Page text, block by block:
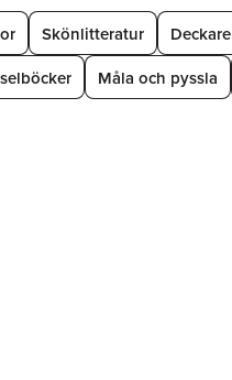
Skönlitteratur Deckare
Måla och pyssla